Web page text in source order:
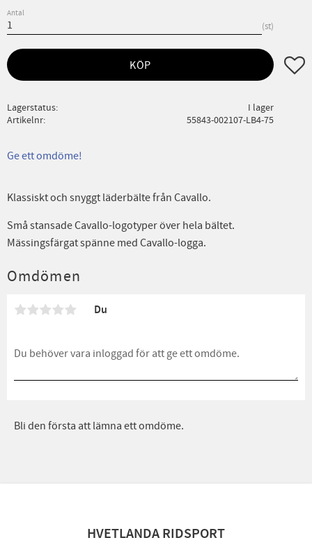
Antal
st
KÖP Lägg
Lagerstatus
I lager
Artikelnr
55843-002107-LB4-75
Ge ett omdöme!
Klassiskt och snyggt läderbälte från Cavallo.
Små stansade Cavallo-logotyper över hela bältet.
Mässingsfärgat spänne med Cavallo-logga.
Omdömen
Du
Bli den första att lämna ett omdöme.
HVETLANDA RIDSPORT